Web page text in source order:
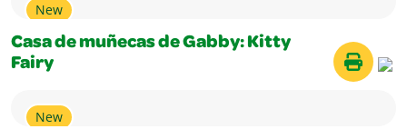
New
Casa de muñecas de Gabby: Kitty
Fairy
New